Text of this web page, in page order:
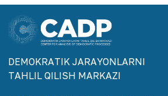
DEMOKRАTIK JАRАYONLАRNI
TАHLIL QILISH MАRKАZI